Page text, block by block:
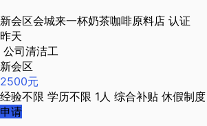
新会区会城来一杯奶茶咖啡原料店 认证
昨天
公司清洁工
新会区
2500元
经验不限 学历不限 1人 综合补贴 休假制度
申请